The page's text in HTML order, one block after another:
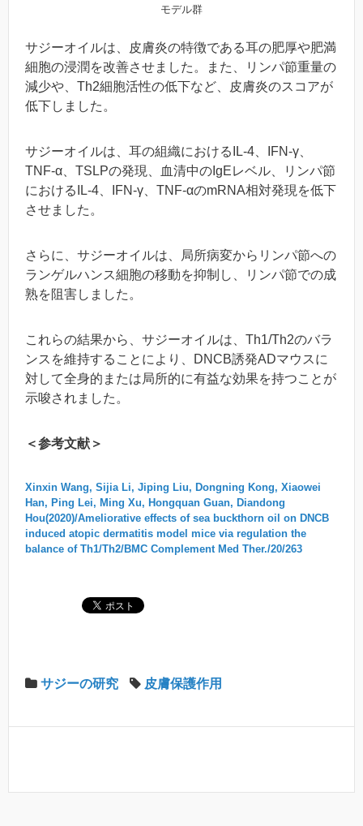
モデル群
サジーオイルは、皮膚炎の特徴である耳の肥厚や肥満
細胞の浸潤を改善させました。また、リンパ節重量の
減少や、Th2細胞活性の低下など、皮膚炎のスコアが
低下しました。
サジーオイルは、耳の組織におけるIL-4、IFN-γ、
TNF-α、TSLPの発現、血清中のIgEレベル、リンパ節
におけるIL-4、IFN-γ、TNF-αのmRNA相対発現を低下
させました。
さらに、サジーオイルは、局所病変からリンパ節への
ランゲルハンス細胞の移動を抑制し、リンパ節での成
熟を阻害しました。
これらの結果から、サジーオイルは、Th1/Th2のバラ
ンスを維持することにより、DNCB誘発ADマウスに
対して全身的または局所的に有益な効果を持つことが
示唆されました。
＜参考文献＞
Xinxin Wang, Sijia Li, Jiping Liu, Dongning Kong, Xiaowei
Han, Ping Lei, Ming Xu, Hongquan Guan, Diandong
Hou(2020)/Ameliorative effects of sea buckthorn oil on DNCB
induced atopic dermatitis model mice via regulation the
balance of Th1/Th2/BMC Complement Med Ther./20/263
サジーの研究 皮膚保護作用